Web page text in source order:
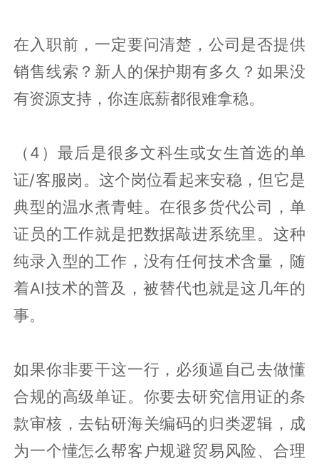
在入职前，一定要问清楚，公司是否提供
销售线索？新人的保护期有多久？如果没
有资源支持，你连底薪都很难拿稳。
（4）最后是很多文科生或女生首选的单
证/客服岗。这个岗位看起来安稳，但它是
典型的温水煮青蛙。在很多货代公司，单
证员的工作就是把数据敲进系统里。这种
纯录入型的工作，没有任何技术含量，随
着AI技术的普及，被替代也就是这几年的
事。
如果你非要干这一行，必须逼自己去做懂
合规的高级单证。你要去研究信用证的条
款审核，去钻研海关编码的归类逻辑，成
为一个懂怎么帮客户规避贸易风险、合理